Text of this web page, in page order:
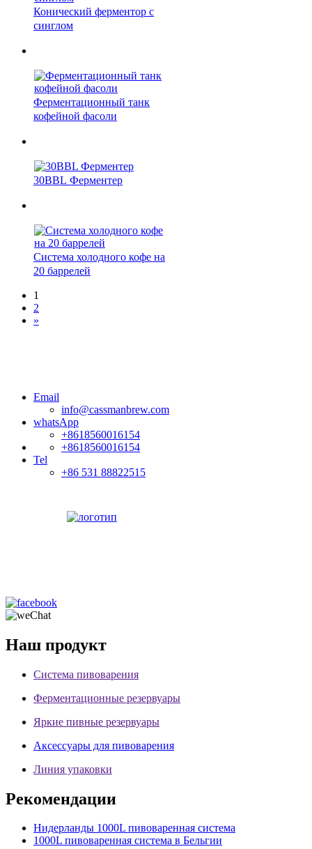
Конический ферментор с
синглом
Ферментационный танк
кофейной фасоли
30BBL Ферментер
Система холодного кофе на
20 баррелей
1
2
»
Email
info@cassmanbrew.com
whatsApp
+8618560016154
+8618560016154
Tel
+86 531 88822515
Наш продукт
Система пивоварения
Ферментационные резервуары
Яркие пивные резервуары
Аксессуары для пивоварения
Линия упаковки
Рекомендации
Нидерланды 1000L пивоваренная система
1000L пивоваренная система в Бельгии